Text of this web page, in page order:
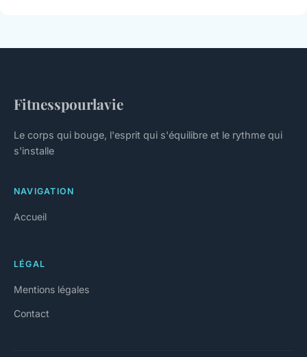
Fitnesspourlavie
Le corps qui bouge, l'esprit qui s'équilibre et le rythme qui
s'installe
NAVIGATION
Accueil
LÉGAL
Mentions légales
Contact